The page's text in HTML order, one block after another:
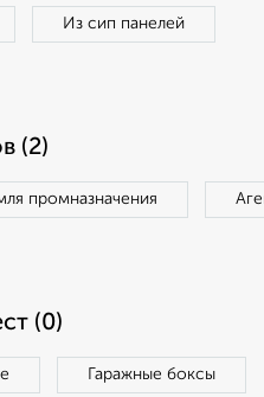
Из сип панелей
(2)
промназначения
(0)
Гаражные боксы